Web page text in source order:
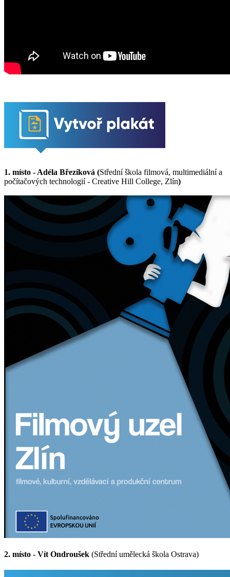
1. místo - Adéla Březíková (Střední škola filmová, multimediální a
počítačových technologií - Creative Hill College, Zlín)
2. místo - Vít Ondroušek (Střední umělecká škola Ostrava)